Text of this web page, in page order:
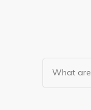
Looking
for